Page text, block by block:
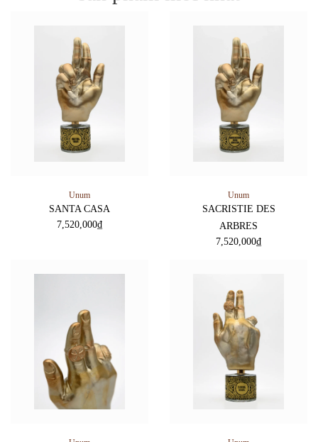
Unum
SANTA CASA
7,520,000₫
Unum
SACRISTIE DES
ARBRES
7,520,000₫